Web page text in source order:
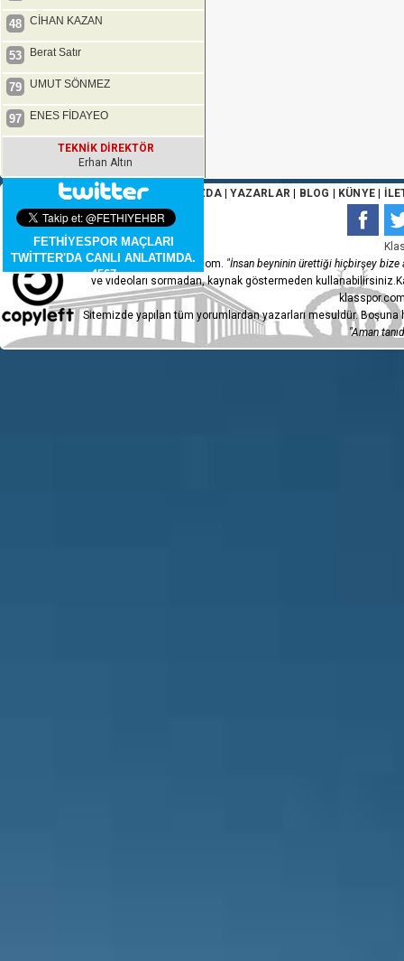
48 CİHAN KAZAN
53 Berat Satır
79 UMUT SÖNMEZ
97 ENES FİDAYEO
TEKNİK DİREKTÖR
Erhan Altın
FETHİYESPOR MAÇLARI
TWİTTER'DA CANLI ANLATIMDA.
4567
ANA SAYFA| HAKKIMIZDA|YAZARLAR BLOG KÜNYE|
Copyleft 2015 - klasspor.com. "İnsan beyninin ürettiği hiçbirşey bize
ve videoları sormadan, kaynak göstermeden
Sitemizde yapılan tüm yorumlardan yazarları mesuldür.
"Aman